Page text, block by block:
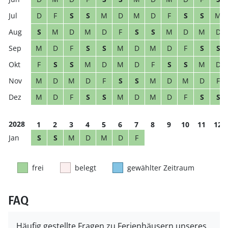
D
F S S M D M D F S S
M
S
M D M D F S S M D M
D
M
D F S S M D M D F S
S
F
S S M D M D F S S M
D
M
D M D F S S M D M D
F
M
D F S S M D M D F S S
2028 1 2 3 4 5 6 7 8 9 10 11
12
S
S M D M D F
frei belegt gewählter Zeitraum
FAQ